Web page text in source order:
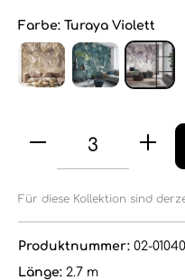
Farbe: Turaya Violett
Für diese Kollektion sind
Produktnummer: 02-
Länge: 2.7 m